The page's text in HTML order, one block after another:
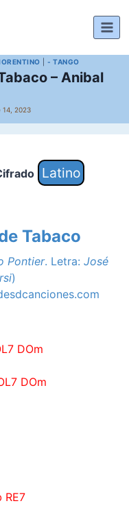
- TANGO
– Anibal
14, 2023
Latino
Tabaco
Pontier. Letra: José
)
DOm
DOm
RE7